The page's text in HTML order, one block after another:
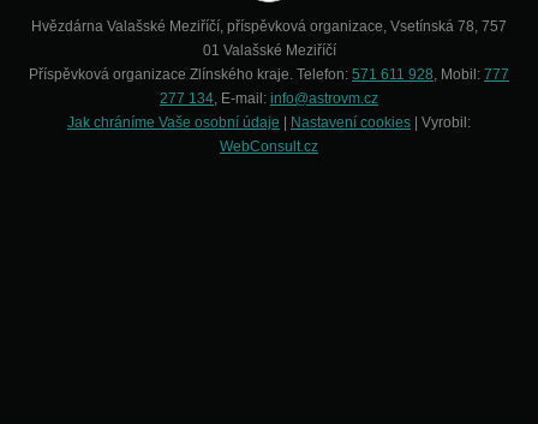
Hvězdárna Valašské Meziříčí, příspěvková organizace, Vsetínská 78, 757
01 Valašské Meziříčí
Příspěvková organizace Zlínského kraje. Telefon: 571 611 928, Mobil: 777
277 134, E-mail: info@astrovm.cz
Jak chráníme Vaše osobní údaje
Nastavení cookies | Vyrobil:
WebConsult.cz